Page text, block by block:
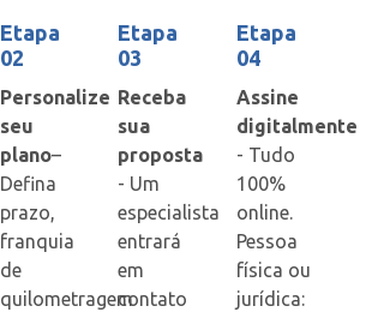
Etapa
02
Personalize
seu
plano–
Defina
prazo,
franquia
de
quilometragem
Etapa
03
Receba
sua
proposta
- Um
especialista
entrará
em
contato
Etapa
04
Assine
digitalmente
- Tudo
100%
online.
Pessoa
física ou
jurídica: